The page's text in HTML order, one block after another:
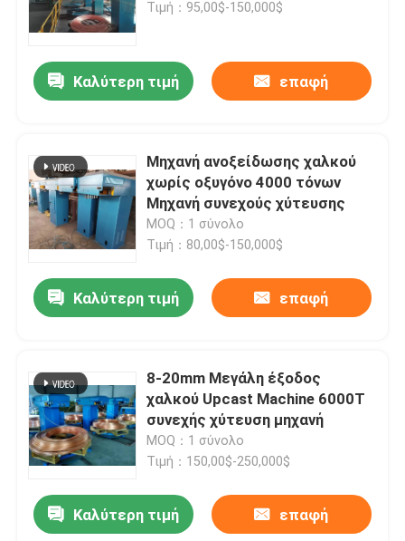
Τιμή：95,00$-150,000$
Καλύτερη τιμή επαφή
Μηχανή ανοξείδωσης χαλκού
χωρίς οξυγόνο 4000 τόνων
Μηχανή συνεχούς χύτευσης
MOQ：1 σύνολο
Τιμή：80,00$-150,000$
Καλύτερη τιμή επαφή
8-20mm Μεγάλη έξοδος
χαλκού Upcast Machine 6000T
συνεχής χύτευση μηχανή
MOQ：1 σύνολο
Τιμή：150,00$-250,000$
Καλύτερη τιμή επαφή